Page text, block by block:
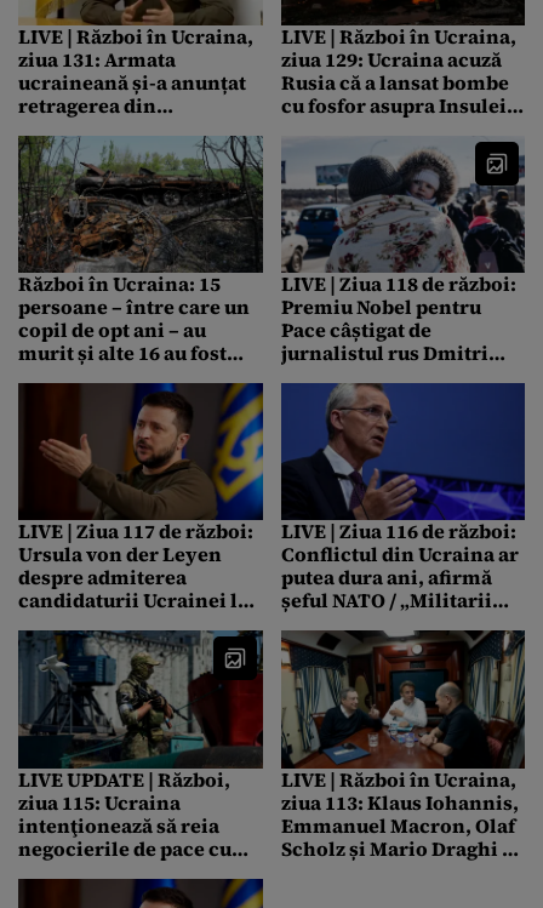
LIVE | Război în Ucraina,
ziua 131: Armata
ucraineană și-a anunțat
retragerea din
pe care încă îl controla
în regiunea Lugansk
/ Rusia spune că are
controlul total în zonă /
Volodimir Zelenski:
Ucraina nu renunță la
nimic și se va întoarce
LIVE | Război în Ucraina,
ziua 129: Ucraina acuză
Rusia că a lansat bombe
cu fosfor asupra Insulei
puternice în orașul
ucrainean Mykolaiv /
SUA trimite un nou
pachet de ajutor Ucrainei
Război în Ucraina: 15
persoane – între care un
copil de opt ani – au
murit și alte 16 au fost
rus în regiunea Harkov
LIVE | Ziua 118 de război:
Premiu Nobel pentru
Pace câștigat de
jurnalistul rus Dmitri
licitație cu 103,5
milioane de dolari/ Banii
vor ajunge la copiii
refugiați din Ucraina
LIVE | Ziua 117 de război:
Ursula von der Leyen
despre admiterea
candidaturii Ucrainei la
Cred cu tărie că vom
obține o decizie pozitivă”
/ Volodimir Zelenski
afirmă că atacurile
Rusiei se vor intensifica
odată cu summitul UE:
„Suntem pregătiți”
LIVE | Ziua 116 de război:
Conflictul din Ucraina ar
putea dura ani, afirmă
șeful NATO / „Militarii
să lupte din nou în
Europa”, spune noul șef
al Armatei britanice
LIVE UPDATE | Război,
ziua 115: Ucraina
intenţionează să reia
negocierile de pace cu
august / Armata rusă şi-a
LIVE | Război în Ucraina,
ziua 113: Klaus Iohannis,
Emmanuel Macron, Olaf
Scholz și Mario Draghi au